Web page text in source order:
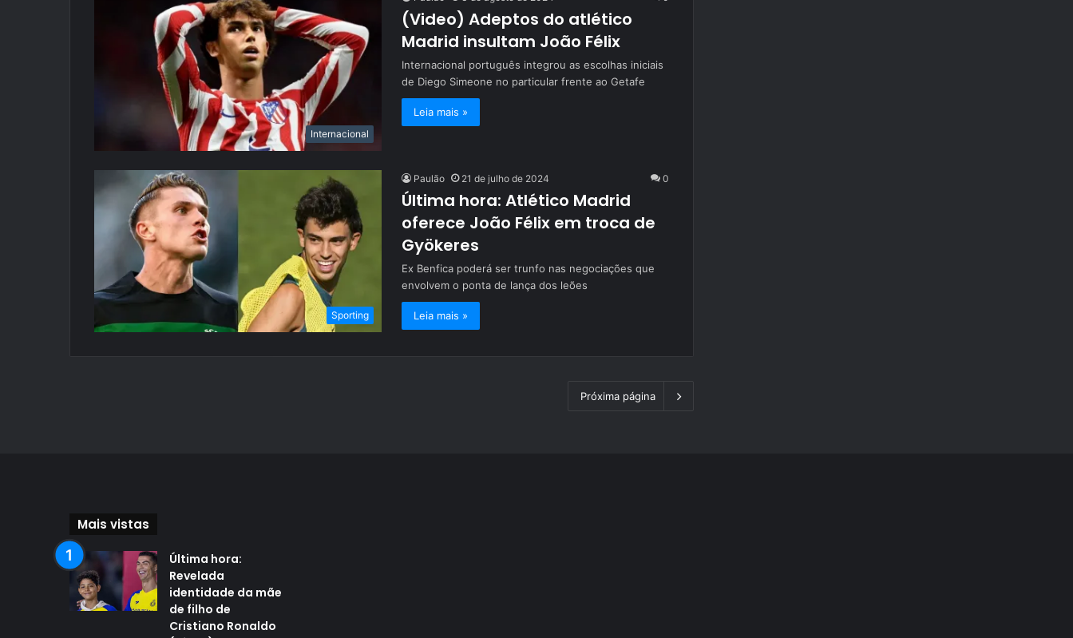
Internacional
(Video) Adeptos do atlético
Madrid insultam João Félix
Internacional português integrou as escolhas iniciais
de Diego Simeone no particular frente ao Getafe
Leia mais »
Sporting
Paulão 21 de julho de 2024 0
Última hora: Atlético Madrid
oferece João Félix em troca de
Gyökeres
Ex Benfica poderá ser trunfo nas negociações que
envolvem o ponta de lança dos leões
Leia mais »
Próxima página
Mais vistas
Última hora:
Revelada
identidade da mãe
de filho de
Cristiano Ronaldo